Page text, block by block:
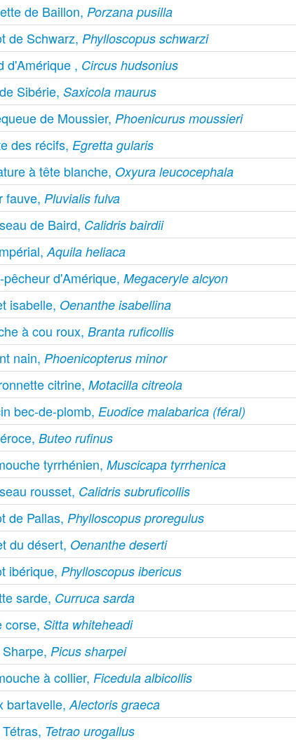
de Baillon,Porzana pusilla
de Schwarz,Phylloscopus schwarzi
d'Amérique , Circus hudsonius
Sibérie,Saxicola maurus
de Moussier,Phoenicurus moussieri
des récifs,Egretta gularis
à tête blanche, Oxyura leucocephala
fauve,Pluvialis fulva
de Baird, Calidris bairdii
Aquila heliaca
pêcheur d'Amérique,Megaceryle alcyon
isabelle, Oenanthe isabellina
à cou roux,Branta ruficollis
nain,Phoenicopterus minor
citrine,Motacilla citreola
bec-de-plomb,Euodice malabarica (féral)
Buteo rufinus
tyrrhénien,Muscicapa tyrrhenica
rousset, Calidris subruficollis
de Pallas,Phylloscopus proregulus
du désert, Oenanthe deserti
ibérique,Phylloscopus ibericus
sarde, Curruca sarda
corse,Sitta whiteheadi
Sharpe,Picus sharpei
à collier,Ficedula albicollis
bartavelle,Alectoris graeca
Tetrao urogallus